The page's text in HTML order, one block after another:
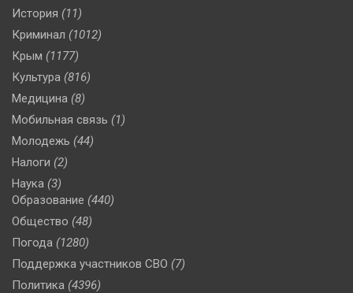
История (11)
Криминал (1012)
Крым (1177)
Культура (816)
Медицина (8)
Мобильная связь (1)
Молодежь (44)
Налоги (2)
Наука (3)
Образование (440)
Общество (48)
Погода (1280)
Поддержка участников СВО (7)
Политика (4396)